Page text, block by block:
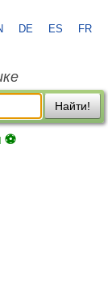
DE ES FR
Найти!
⚽